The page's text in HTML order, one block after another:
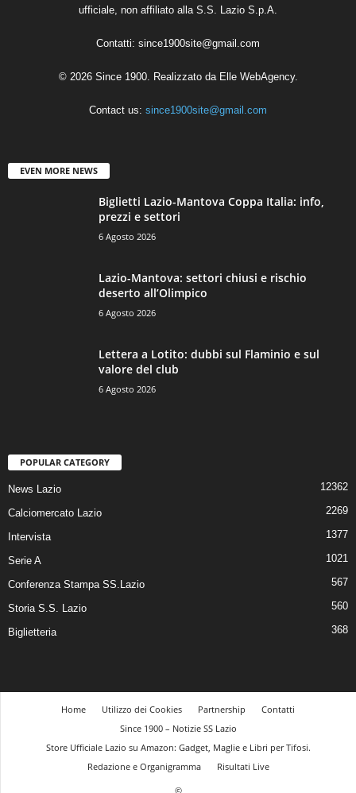
ufficiale, non affiliato alla S.S. Lazio S.p.A.
Contatti: since1900site@gmail.com
© 2026 Since 1900. Realizzato da Elle WebAgency.
Contact us: since1900site@gmail.com
EVEN MORE NEWS
Biglietti Lazio-Mantova Coppa Italia: info,
prezzi e settori
6 Agosto 2026
Lazio-Mantova: settori chiusi e rischio
deserto all’Olimpico
6 Agosto 2026
Lettera a Lotito: dubbi sul Flaminio e sul
valore del club
6 Agosto 2026
POPULAR CATEGORY
News Lazio 12362
Calciomercato Lazio 2269
Intervista 1377
Serie A 1021
Conferenza Stampa SS.Lazio 567
Storia S.S. Lazio 560
Biglietteria 368
Home Utilizzo dei Cookies Partnership
Contatti
Since 1900 – Notizie SS Lazio
Store Ufficiale Lazio su Amazon: Gadget, Maglie e Libri per Tifosi.
Redazione e Organigramma
Risultati Live
©